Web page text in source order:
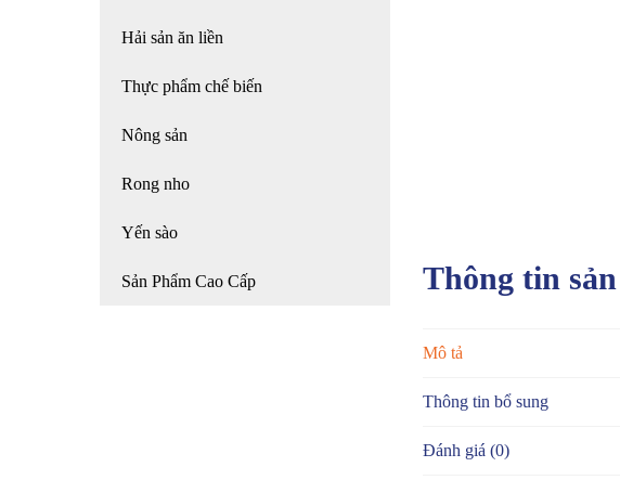
Hải sản ăn liền
Thực phẩm chế biến
Nông sản
Rong nho
Yến sào
Sản Phẩm Cao Cấp Thông tin
Mô tả
Thông tin bổ sung
Đánh giá (0)